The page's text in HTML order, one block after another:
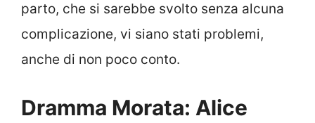
parto, che si sarebbe svolto senza alcuna
complicazione, vi siano stati problemi,
anche di non poco conto.
Dramma Morata: Alice